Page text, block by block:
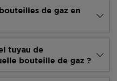
de gaz en
tuyau de
bouteille de gaz ?